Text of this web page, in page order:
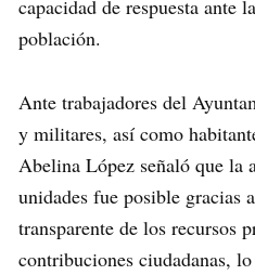
capacidad de respuesta ante
población.
Ante trabajadores del
y militares, así como
Abelina López señaló que la
unidades fue posible gracias
transparente de los recursos
contribuciones ciudadanas,